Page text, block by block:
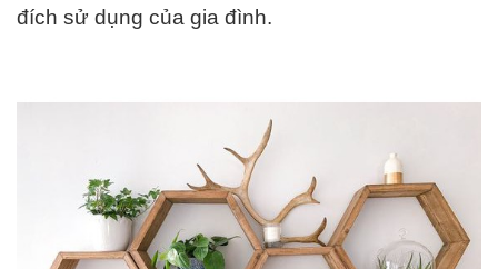
đích sử dụng của gia đình.